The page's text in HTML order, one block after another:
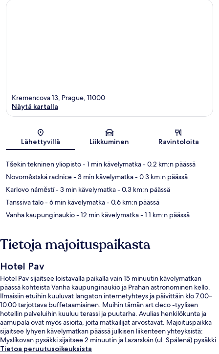
Kartta
Kremencova 13, Prague, 11000
Näytä kartalla
Lähettyvillä Liikkuminen Ravintoloita
Tšekin tekninen yliopisto- 1 min kävelymatka- 0.2 km:n päässä
Novoměstská radnice- 3 min kävelymatka- 0.3 km:n päässä
Karlovo náměstí- 3 min kävelymatka- 0.3 km:n päässä
Tanssiva talo- 6 min kävelymatka- 0.6 km:n päässä
Vanha kaupunginaukio- 12 min kävelymatka- 1.1 km:n päässä
Tietoja majoituspaikasta
Hotel Pav
Hotel Pav sijaitsee loistavalla paikalla vain 15 minuutin kävelymatkan
päässä kohteista Vanha kaupunginaukio ja Prahan astronominen kello.
Ilmaisiin etuihin kuuluvat langaton internetyhteys ja päivittäin klo 7.00–
10.00 tarjottava buffetaamiainen. Muihin tämän art deco -tyylisen
hotellin palveluihin kuuluu terassi ja puutarha. Avulias henkilökunta ja
aamupala ovat myös asioita, joita matkailijat arvostavat. Majoituspaikka
sijaitsee lyhyen kävelymatkan päässä julkisen liikenteen yhteyksistä:
Myslíkovan pysäkki sijaitsee 2 minuutin ja Lazarskán (ul. Spálená) pysäkki
3 minuutin kävelymatkan päässä.
Tietoa peruutusoikeuksista